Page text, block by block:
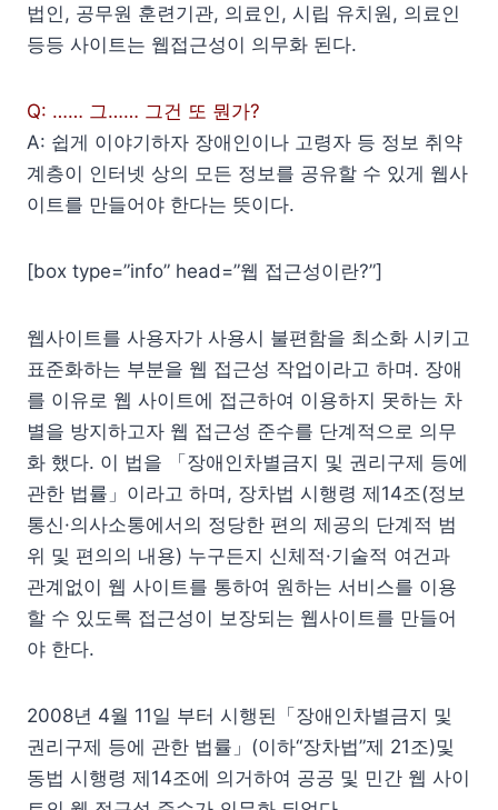
법인, 공무원 훈련기관, 의료인, 시립 유치원, 의료인
등등 사이트는 웹접근성이 의무화 된다.
Q: …… 그…… 그건 또 뭔가?
A: 쉽게 이야기하자 장애인이나 고령자 등 정보 취약
계층이 인터넷 상의 모든 정보를 공유할 수 있게 웹사
이트를 만들어야 한다는 뜻이다.
[box type=”info” head=”웹 접근성이란?”]
웹사이트를 사용자가 사용시 불편함을 최소화 시키고
표준화하는 부분을 웹 접근성 작업이라고 하며. 장애
를 이유로 웹 사이트에 접근하여 이용하지 못하는 차
별을 방지하고자 웹 접근성 준수를 단계적으로 의무
화 했다. 이 법을 「장애인차별금지 및 권리구제 등에
관한 법률」이라고 하며, 장차법 시행령 제14조(정보
통신·의사소통에서의 정당한 편의 제공의 단계적 범
위 및 편의의 내용) 누구든지 신체적·기술적 여건과
관계없이 웹 사이트를 통하여 원하는 서비스를 이용
할 수 있도록 접근성이 보장되는 웹사이트를 만들어
야 한다.
2008년 4월 11일 부터 시행된「장애인차별금지 및
권리구제 등에 관한 법률」(이하“장차법”제 21조)및
동법 시행령 제14조에 의거하여 공공 및 민간 웹 사이